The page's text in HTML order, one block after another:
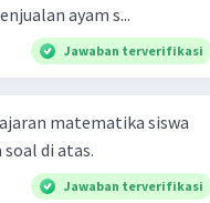
ayam s...
Jawaban terverifikasi
matematika siswa
soal di atas.
Jawaban terverifikasi